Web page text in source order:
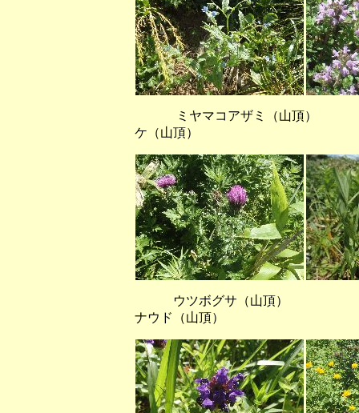
ミヤマコアザミ（山頂）
ケ（山頂）
ウツボグサ（山頂）
ナウド（山頂）